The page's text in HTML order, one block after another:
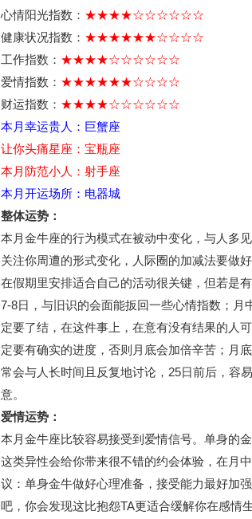
心情阳光指数： ★★★★☆☆☆☆☆☆
健康状况指数： ★★★★★★☆☆☆☆
工作指数： ★★★★☆☆☆☆☆☆
爱情指数： ★★★★★★☆☆☆☆
财运指数： ★★★★☆☆☆☆☆☆
本月幸运贵人：巨蟹座
让你头痛星座：宝瓶座
本月防范小人：射手座
本月开运场所：电器城
整体运势：
本月金牛座的行为模式在被动中变化，与人多
关注你周遭的形式变化，人际圈的加减法要做
在假期里安排适合自己的活动很关键，但若是
7-8日，与旧识的会面能扳回一些心情指数；
定要了结，在这件事上，在意有没有结果的人
定要有确实的进度，否则月底会加倍辛苦；月
常会与人长时间且反复地讨论，25日前后，容
意。
爱情运势：
本月金牛座比较容易接受到爱情信号。单身的
这类异性会给你带来很不错的约会体验，在月
议：单身金牛做好心理准备，接受能力最好加
吧，你会发现这比抱怨TA更适合缓解你在感情